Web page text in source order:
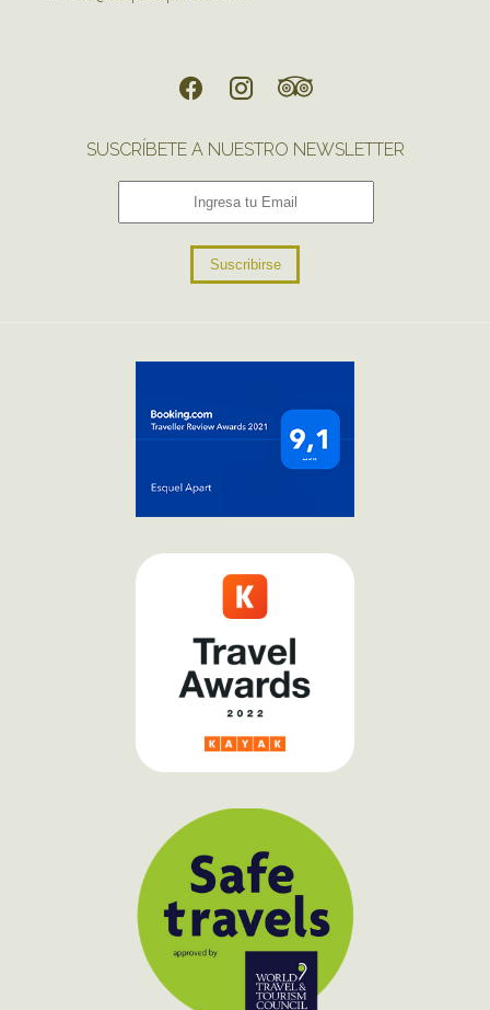
SUSCRÍBETE A NUESTRO NEWSLETTER
Suscribirse